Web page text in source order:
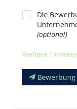
Die
(optional)
Weitere